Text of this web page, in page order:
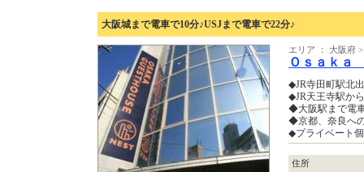
大阪城まで電車で10分♪USJまで電車で22分♪
エリア ： 大阪府
Ｏｓａｋａ
◆JR寺田町駅北
◆JR天王寺駅か
◆大阪駅まで電
◆京都、奈良へ
◆プライベート
住所